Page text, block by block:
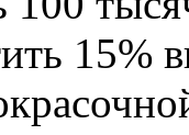
15%